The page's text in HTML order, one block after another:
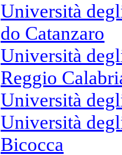
Università
do Catanzaro
Università
Reggio
Università
Università
Bicocca